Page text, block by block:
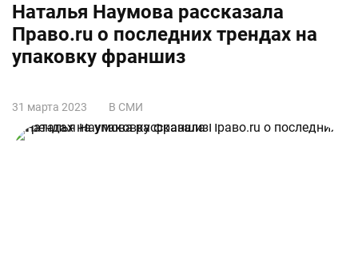
Наталья Наумова рассказала
Право.ru о последних трендах на
упаковку франшиз
31 марта 2023 В СМИ